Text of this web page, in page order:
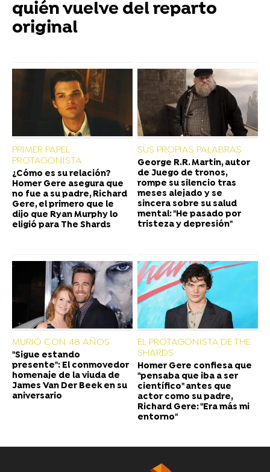
quién vuelve del reparto
original
PRIMER PAPEL
PROTAGONISTA
¿Cómo es su relación?
Homer Gere asegura que
no fue a su padre, Richard
Gere, el primero que le
dijo que Ryan Murphy lo
eligió para The Shards
SUS PROPIAS PALABRAS
George R.R. Martin, autor
de Juego de tronos,
rompe su silencio tras
meses alejado y se
sincera sobre su salud
mental: "He pasado por
tristeza y depresión"
MURIÓ CON 48 AÑOS
"Sigue estando
presente": El conmovedor
homenaje de la viuda de
James Van Der Beek en su
aniversario
EL PROTAGONISTA DE THE
SHARDS
Homer Gere confiesa que
"pensaba que iba a ser
científico" antes que
actor como su padre,
Richard Gere: "Era más mi
entorno"